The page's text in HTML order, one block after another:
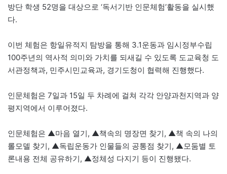
방단 학생 52명을 대상으로 ‘독서기반 인문체험’활동을 실시했
다.
이번 체험은 항일유적지 탐방을 통해 3.1운동과 임시정부수립
100주년의 역사적 의미와 가치를 되새길 수 있도록 도교육청 도
서관정책과, 민주시민교육과, 경기도청이 협력해 진행했다.
인문체험은 7일과 15일 두 차례에 걸쳐 각각 안양과천지역과 양
평지역에서 이루어졌다.
인문체험은 ▲마음 열기, ▲책속의 명장면 찾기, ▲책 속의 나의
롤모델 찾기, ▲독립운동가 인물들의 공통점 찾기, ▲모둠별 토
론내용 전체 공유하기, ▲정체성 다지기 등이 진행됐다.